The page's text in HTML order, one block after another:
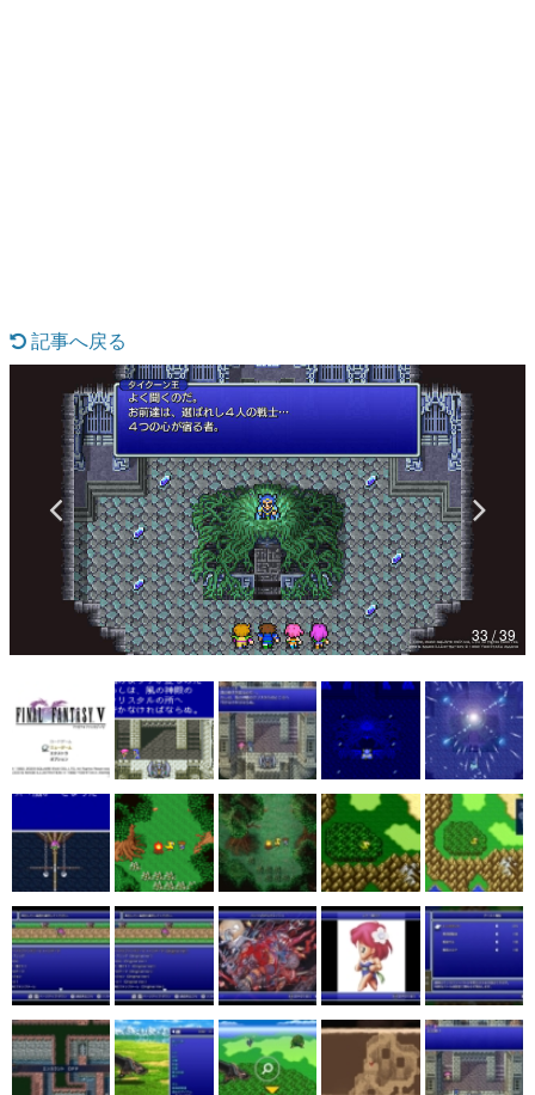
特集記事
マンガ
女性向け
アプリレビュー
その他
電ファミニコゲーマーとは？
運営：株式会社マレ
記事へ戻る
33 / 39